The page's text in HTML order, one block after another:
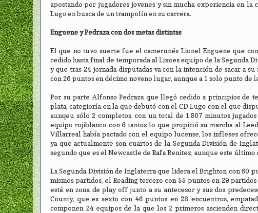
apostando por jugadores jovenes y sin mucha experiencia en
Lugo en busca de un trampolín en su carrera.
Enguene y Pedraza con dos metas distintas
El que no tuvo suerte fue el camerunés Lionel Enguene que
cedido hasta final de temporada al Lixoes equipo de la Segunda
y que tras 24 jornada disputadas va con la intención de sacar a
con 26 puntos en décimo noveno lugar, aunque a 1 solo punto de
Por su parte Alfonso Pedraza que llegó cedido a principios de
plata, categioría en la que debutó con el CD Lugo con el que
aunqeu sólo 2 completos, con un total de 1.807 minutos
equipo rojiblanco con 6 tantos lo que propició su marcha al
Villarreal había pactado con el equipo lucense, los infleses
ya que actualmente son cuartos de la Segunda División de
segundo que es el Newcastle de Rafa Benitez, aunque este
La Segunda División de Inglaterra que lidera el Brighton con 60
mismos partidos, el Reading tercero con 55 puntos en 29
está en zona de play off junto a su antecesor y sus dos
County, que es sexto con 46 puntos en 28 encuentros,
componen 24 equipos de la que los 2 primeros ascienden